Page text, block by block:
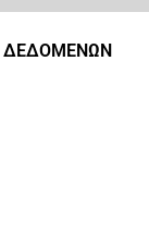
ΔΕΔΟΜΕΝΩΝ